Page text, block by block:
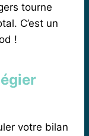
tourne
C’est un
!
votre bilan